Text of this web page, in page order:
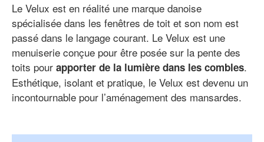
Le Velux est en réalité une marque danoise
spécialisée dans les fenêtres de toit et son nom est
passé dans le langage courant. Le Velux est une
menuiserie conçue pour être posée sur la pente des
toits pour apporter de la lumière dans les combles.
Esthétique, isolant et pratique, le Velux est devenu un
incontournable pour l’aménagement des mansardes.